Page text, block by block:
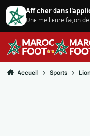
Aller au contenu
Afficher dans
Une meilleure façon
Accueil Sports